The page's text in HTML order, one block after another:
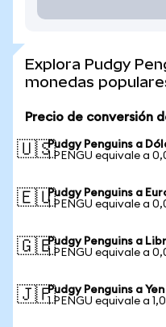
Explora Pudgy
monedas
Precio de conversión
🇺🇸Pudgy Penguins a
1 PENGU equivale a
🇪🇺Pudgy Penguins a
1 PENGU equivale a
🇬🇧Pudgy Penguins a
1 PENGU equivale a
🇯🇵Pudgy Penguins a
1 PENGU equivale a